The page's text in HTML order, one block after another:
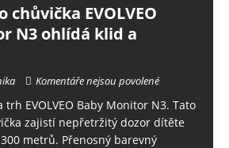
chůvička EVOLVEO
N3 ohlídá klid a
Komentáře nejsou povolené
trh EVOLVEO Baby Monitor N3. Tato
zajistí nepřetržitý dozor dítěte
metrů. Přenosný barevný